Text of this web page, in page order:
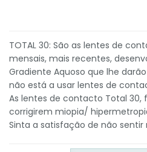
TOTAL 30: São as lentes de
mensais, mais recentes,
Gradiente Aquoso que lhe
não está a usar lentes de
As lentes de contacto Total 30,
corrigirem miopia/
Sinta a satisfação de não sentir